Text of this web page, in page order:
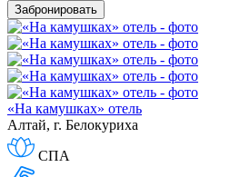
Забронировать
«На камушках» отель
Алтай, г. Белокуриха
СПА